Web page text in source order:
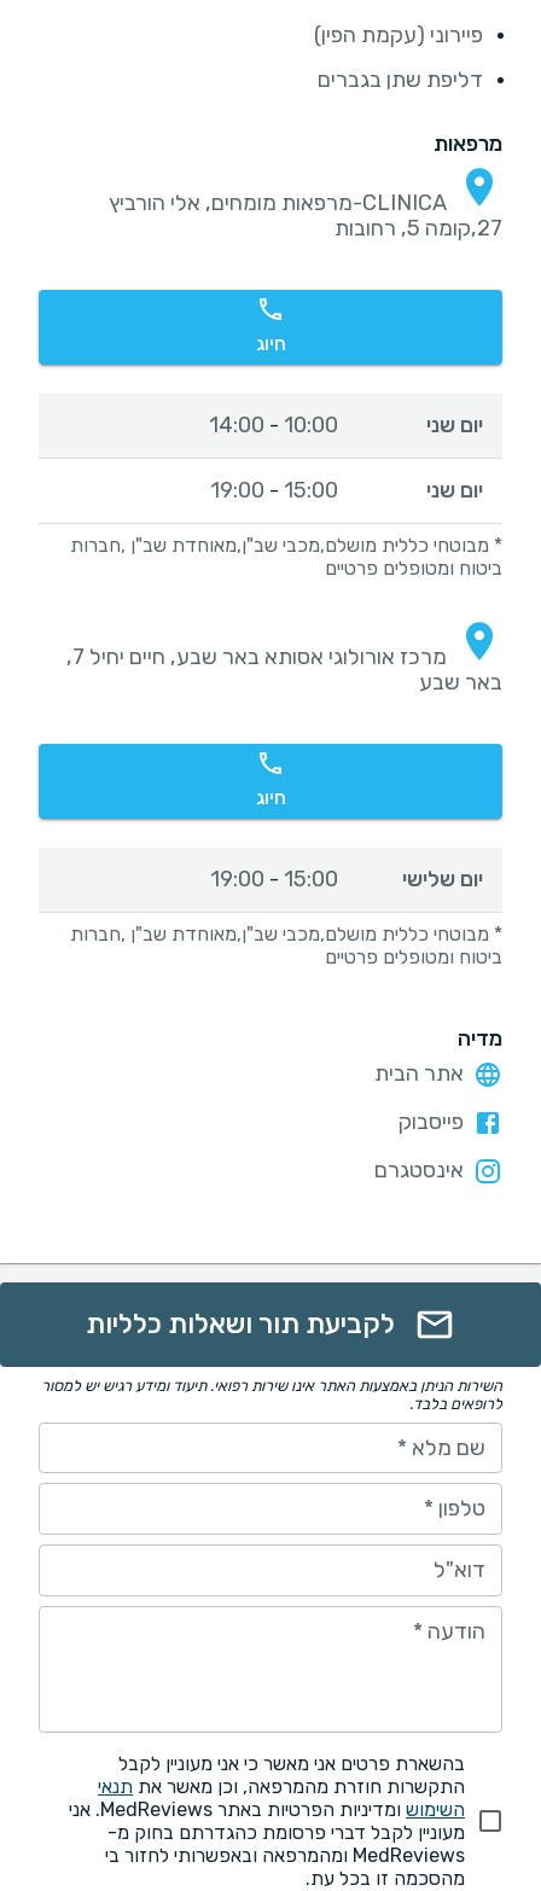
פיירוני (עקמת הפין)
דליפת שתן בגברים
מרפאות
CLINICA-מרפאות מומחים, אלי הורביץ
27,קומה 5, רחובות
חיוג
יום שני 10:00
-
14:00
יום שני 15:00
-
19:00
* מבוטחי כללית מושלם,מכבי שב"ן,מאוחדת שב"ן ,חברות
ביטוח ומטופלים פרטיים
מרכז אורולוגי אסותא באר שבע, חיים יחיל 7,
באר שבע
חיוג
יום שלישי 15:00
-
19:00
* מבוטחי כללית מושלם,מכבי שב"ן,מאוחדת שב"ן ,חברות
ביטוח ומטופלים פרטיים
מדיה
אתר הבית
פייסבוק
אינסטגרם
לקביעת תור ושאלות כלליות
השירות הניתן באמצעות האתר אינו שירות רפואי. תיעוד ומידע רגיש יש למסור
לרופאים בלבד.
שם מלא *
טלפון *
דוא"ל
הודעה *
בהשארת פרטים אני מאשר כי אני מעוניין לקבל
התקשרות חוזרת מהמרפאה, וכן מאשר את תנאי
השימוש
ומדיניות הפרטיות באתר MedReviews. אני
מעוניין לקבל דברי פרסומת כהגדרתם בחוק מ-
MedReviews ומהמרפאה ובאפשרותי לחזור בי
מהסכמה זו בכל עת.